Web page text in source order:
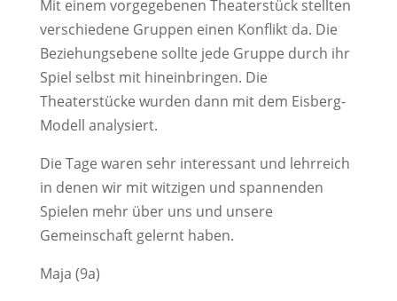
Mit einem vorgegebenen Theaterstück stellten
verschiedene Gruppen einen Konflikt da. Die
Beziehungsebene sollte jede Gruppe durch ihr
Spiel selbst mit hineinbringen. Die
Theaterstücke wurden dann mit dem Eisberg-
Modell analysiert.
Die Tage waren sehr interessant und lehrreich
in denen wir mit witzigen und spannenden
Spielen mehr über uns und unsere
Gemeinschaft gelernt haben.
Maja (9a)